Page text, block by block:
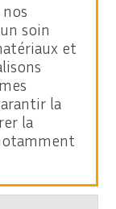
nos
soin
et
la
la